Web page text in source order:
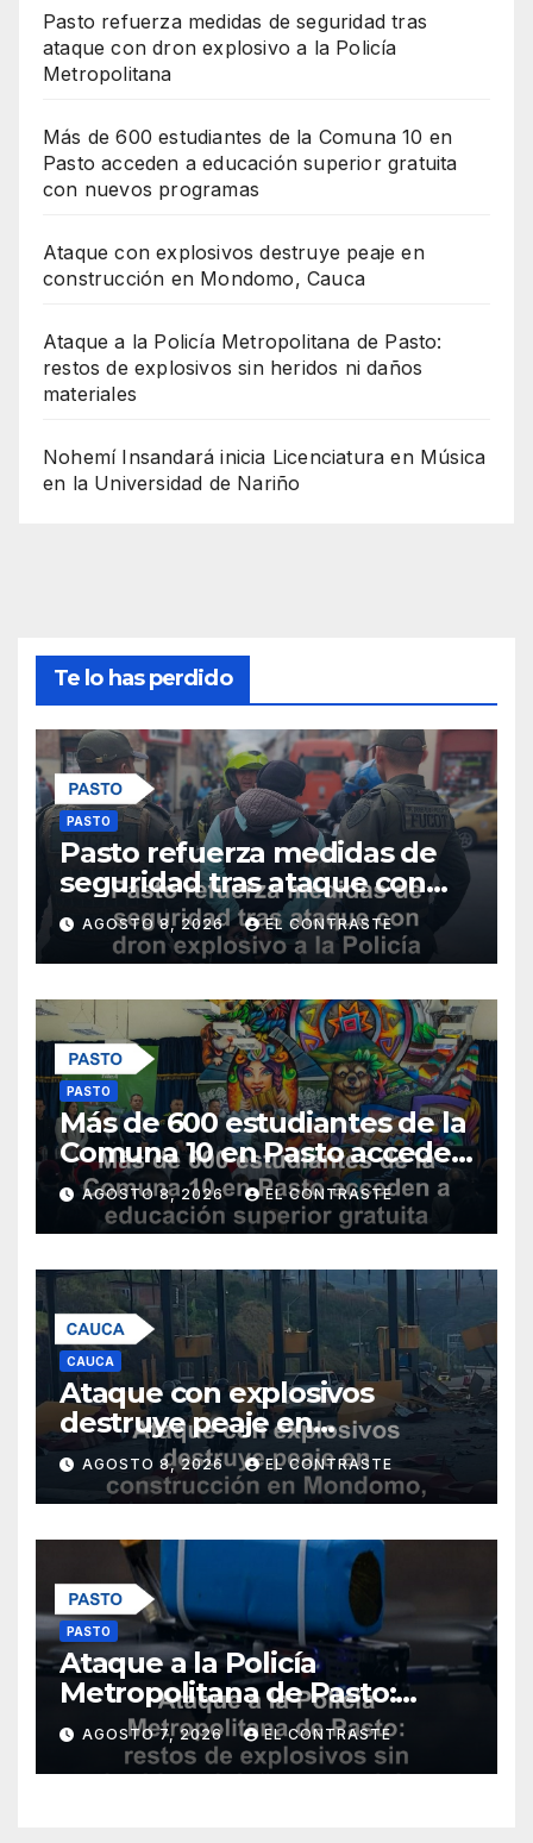
Pasto refuerza medidas de seguridad tras
ataque con dron explosivo a la Policía
Metropolitana
Más de 600 estudiantes de la Comuna 10 en
Pasto acceden a educación superior gratuita
con nuevos programas
Ataque con explosivos destruye peaje en
construcción en Mondomo, Cauca
Ataque a la Policía Metropolitana de Pasto:
restos de explosivos sin heridos ni daños
materiales
Nohemí Insandará inicia Licenciatura en Música
en la Universidad de Nariño
Te lo has perdido
PASTO
Pasto refuerza medidas de
seguridad tras ataque con
dron explosivo a la Policía
Metropolitana
AGOSTO 8, 2026 EL CONTRASTE
PASTO
Más de 600 estudiantes de la
Comuna 10 en Pasto acceden
a educación superior gratuita
con nuevos programas
AGOSTO 8, 2026 EL CONTRASTE
CAUCA
Ataque con explosivos
destruye peaje en
construcción en Mondomo,
Cauca
AGOSTO 8, 2026 EL CONTRASTE
PASTO
Ataque a la Policía
Metropolitana de Pasto:
restos de explosivos sin
heridos ni daños materiales
AGOSTO 7, 2026 EL CONTRASTE